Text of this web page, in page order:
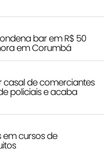
bar em R$ 50
em Corumbá
casal de comerciantes
policiais e acaba
em cursos de